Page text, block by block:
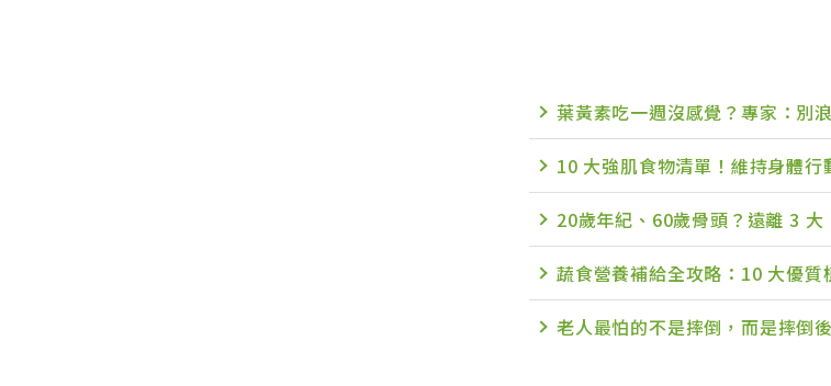
葉黃素吃一週沒感覺？專家：別
10 大強肌食物清單！維持身體行
20歲年紀、60歲骨頭？遠離 3
蔬食營養補給全攻略：10 大優
老人最怕的不是摔倒，而是摔倒